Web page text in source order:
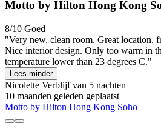
Motto by Hilton Hong Kong
8/10 Goed
"Very new, clean room. Great location,
Nice interior design. Only too warm in
temperature lower than 23 degrees C."
Lees minder
Nicolette Verblijf van 5 nachten
10 maanden geleden geplaatst
Motto by Hilton Hong Kong Soho